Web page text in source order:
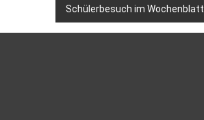
Schülerbesuch im Wochenblatt